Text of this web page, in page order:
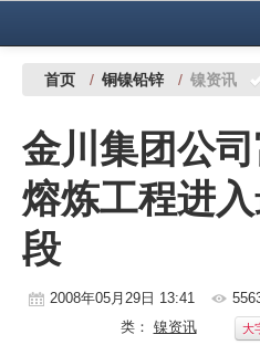
中国有色金属报社主办 广告服务
铜镍铅锌
铝
稀有稀土
有色市场
首页 / 铜镍铅锌 / 镍资讯
金川集团公
熔炼工程进
段
2008年05月29日 13:41
类： 镍资讯 大